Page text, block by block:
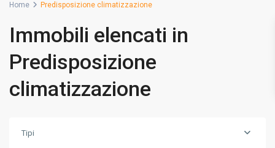
Home Predisposizione climatizzazione
Immobili elencati in
Predisposizione
climatizzazione
Tipi